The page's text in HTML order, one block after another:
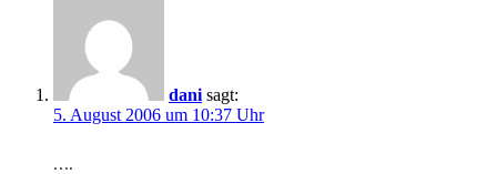
dani sagt:
5. August 2006 um 10:37 Uhr